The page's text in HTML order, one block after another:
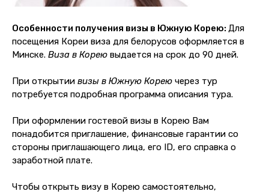
Особенности получения визы в Южную Корею: Для
посещения Кореи виза для белорусов оформляется в
Минске. Виза в Корею выдается на срок до 90 дней.
При открытии визы в Южную Корею через тур
потребуется подробная программа описания тура.
При оформлении гостевой визы в Корею Вам
понадобится приглашение, финансовые гарантии со
стороны приглашающего лица, его ID, его справка о
заработной плате.
Чтобы открыть визу в Корею самостоятельно,